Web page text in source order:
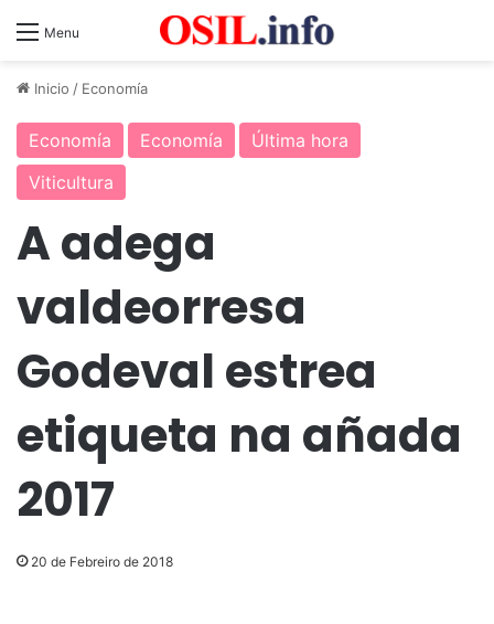
Menu
Inicio / Economía
Economía Economía
Última hora
Viticultura
A adega
valdeorresa
Godeval estrea
etiqueta na añada
2017
20 de Febreiro de 2018